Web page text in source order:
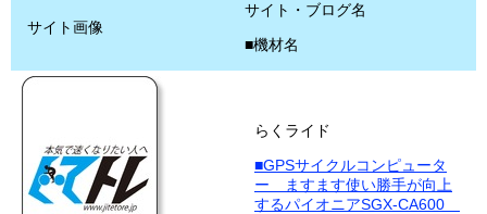
サイト画像
サイト・ブログ名
■機材名
らくライド
■GPSサイクルコンピュータ
ー ますます使い勝手が向上
するパイオニアSGX-CA600